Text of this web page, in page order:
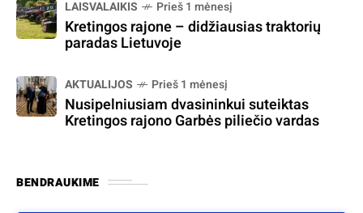
LAISVALAIKIS Prieš 1 mėnesį
Kretingos rajone – didžiausias traktorių
paradas Lietuvoje
AKTUALIJOS Prieš 1 mėnesį
Nusipelniusiam dvasininkui suteiktas
Kretingos rajono Garbės piliečio vardas
BENDRAUKIME